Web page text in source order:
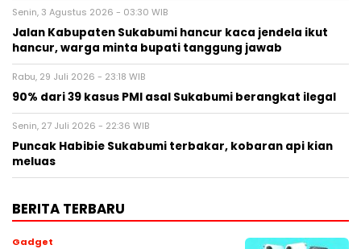
Senin, 3 Agustus 2026 - 03:30 WIB
Jalan Kabupaten Sukabumi hancur kaca jendela ikut
hancur, warga minta bupati tanggung jawab
Rabu, 29 Juli 2026 - 23:18 WIB
90% dari 39 kasus PMI asal Sukabumi berangkat ilegal
Senin, 27 Juli 2026 - 22:36 WIB
Puncak Habibie Sukabumi terbakar, kobaran api kian
meluas
BERITA TERBARU
Gadget